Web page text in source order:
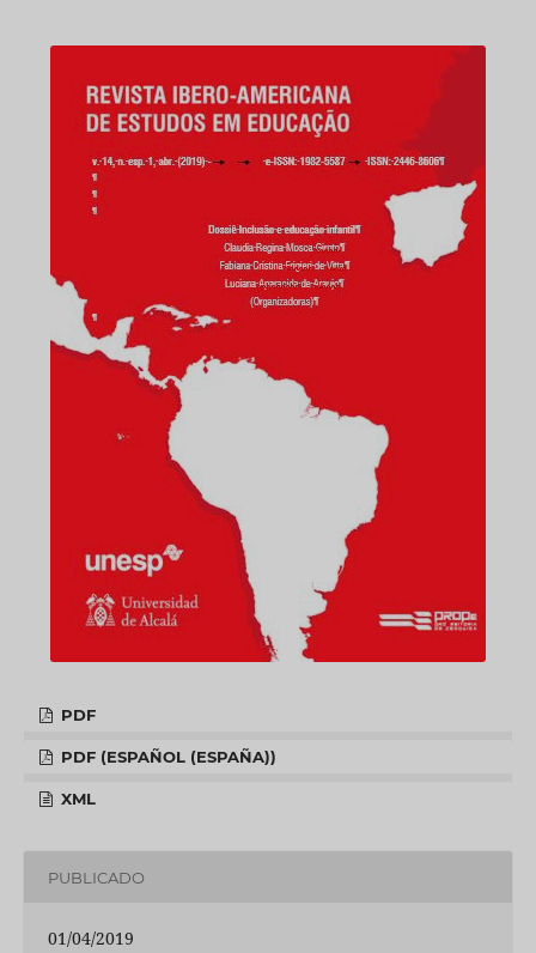
PDF
PDF (ESPAÑOL (ESPAÑA))
XML
PUBLICADO
01/04/2019